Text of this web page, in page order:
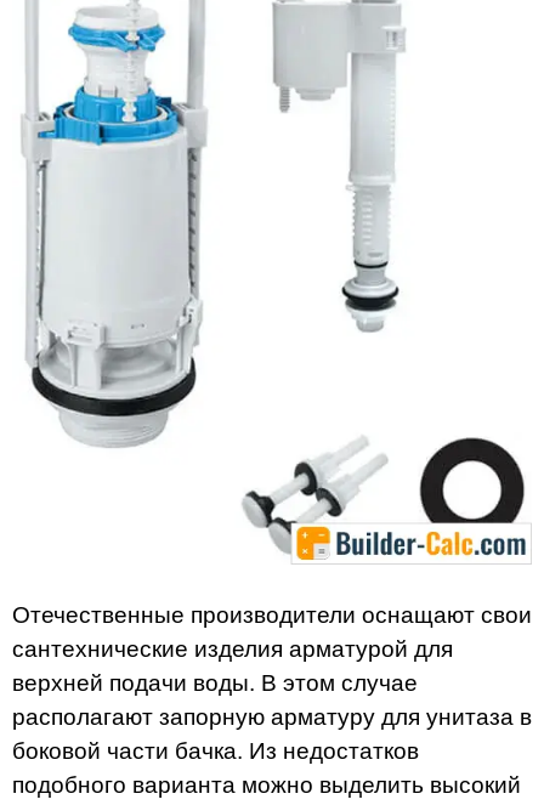
Отечественные производители оснащают свои
сантехнические изделия арматурой для
верхней подачи воды. В этом случае
располагают запорную арматуру для унитаза в
боковой части бачка. Из недостатков
подобного варианта можно выделить высокий